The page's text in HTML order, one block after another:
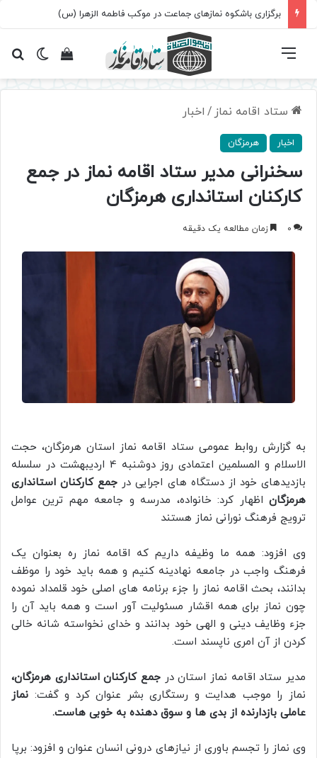
برگزاری باشکوه نمازهای جماعت در موکب فاطمه الزهرا (س)
تغییرمشاهده فهرست
ستاد اقامه نماز / اخبار
اخبار هرمزگان
سخنرانی مدیر ستاد اقامه نماز در جمع
کارکنان استانداری هرمزگان
0 زمان مطالعه یک دقیقه
به گزارش روابط عمومی ستاد اقامه نماز استان هرمزگان، حجت
الاسلام و المسلمین اعتمادی روز دوشنبه 4 اردیبهشت در سلسله
بازدیدهای خود از دستگاه های اجرایی در جمع کارکنان استانداری
هرمزگان اظهار کرد: خانواده، مدرسه و جامعه مهم ترین عوامل
ترویج فرهنگ نورانی نماز هستند
وی افزود: همه ما وظیفه داریم که اقامه نماز ره بعنوان یک
فرهنگ واجب در جامعه نهادینه کنیم و همه باید خود را موظف
بدانند، بحث اقامه نماز را جزء برنامه های اصلی خود قلمداد نموده
چون نماز برای همه اقشار مسئولیت آور است و همه باید آن را
جزء وظایف دینی و الهی خود بدانند و خدای نخواسته شانه خالی
کردن از آن امری ناپسند است.
مدیر ستاد اقامه نماز استان در جمع کارکنان استانداری هرمزگان،
نماز را موجب هدایت و رستگاری بشر عنوان کرد و گفت: نماز
عاملی بازدارنده از بدی ها و سوق دهنده به خوبی هاست.
وی نماز را تجسم باوری از نیازهای درونی انسان عنوان و افزود: برپا